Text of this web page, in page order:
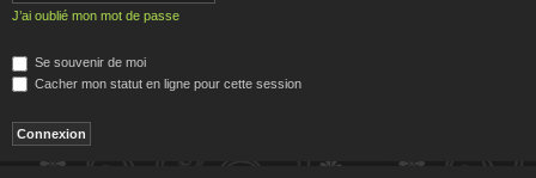
J’ai oublié mon mot de passe
Se souvenir de moi
Cacher mon statut en ligne pour cette session